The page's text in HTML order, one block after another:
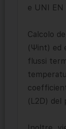
e UNI EN
Calcolo
(Ψint) ed
flussi
(L2D) del